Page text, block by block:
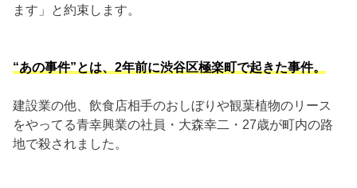
ます」と約束します。
“あの事件”とは、2年前に渋谷区極楽町で起きた事件。
建設業の他、飲食店相手のおしぼりや観葉植物のリース
をやってる青幸興業の社員・大森幸二・27歳が町内の路
地で殺されました。